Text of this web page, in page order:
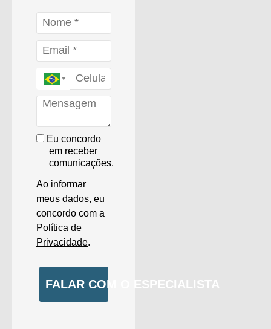
Eu concordo
em receber
comunicações.
Ao informar
meus dados, eu
concordo com a
Política de
Privacidade.
FALAR COM O ESPECIALISTA